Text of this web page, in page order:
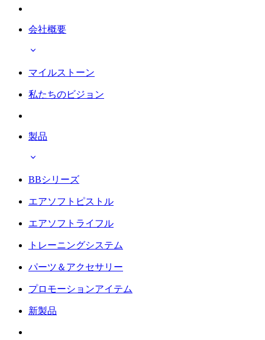
会社概要
マイルストーン
私たちのビジョン
製品
BBシリーズ
エアソフトピストル
エアソフトライフル
トレーニングシステム
パーツ＆アクセサリー
プロモーションアイテム
新製品